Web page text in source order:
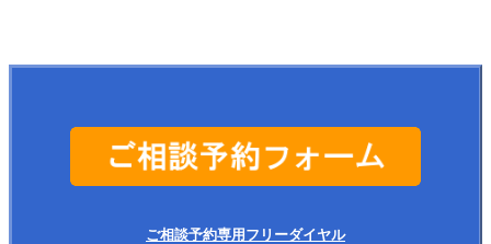
ご相談予約専用フリーダイヤル